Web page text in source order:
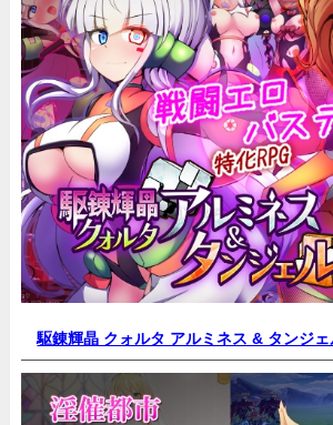
駆錬輝晶 クォルタ アルミネス & タンジ